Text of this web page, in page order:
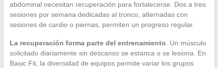
abdominal necesitan recuperación para fortalecerse. Dos a tres
sesiones por semana dedicadas al tronco, alternadas con
sesiones de cardio o piernas, permiten un progreso regular.
La recuperación forma parte del entrenamiento. Un músculo
solicitado diariamente sin descanso se estanca o se lesiona. En
Basic Fit, la diversidad de equipos permite variar los grupos